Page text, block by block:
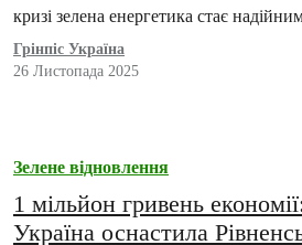
кризі зелена енергетика стає
62%…
Грінпіс Україна
26 Листопада 2025
Зелене відновлення
1 мільйон гривень
Україна оснастила